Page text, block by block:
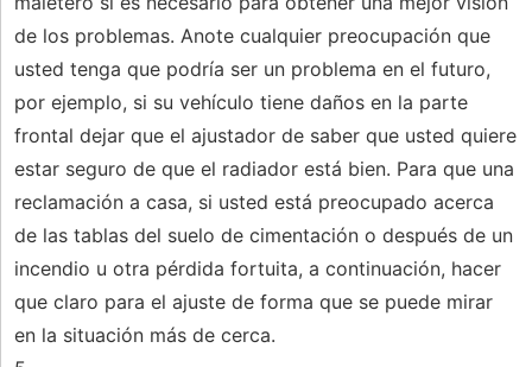
de los problemas. Anote cualquier preocupación que
usted tenga que podría ser un problema en el futuro,
por ejemplo, si su vehículo tiene daños en la parte
frontal dejar que el ajustador de saber que usted quiere
estar seguro de que el radiador está bien. Para que una
reclamación a casa, si usted está preocupado acerca
de las tablas del suelo de cimentación o después de un
incendio u otra pérdida fortuita, a continuación, hacer
que claro para el ajuste de forma que se puede mirar
en la situación más de cerca.